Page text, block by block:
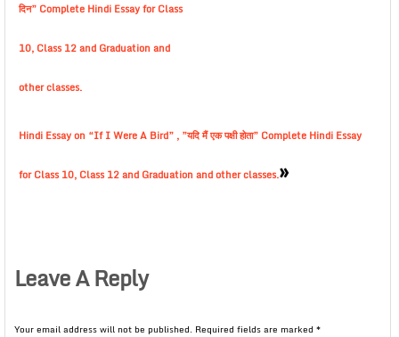
दिन” Complete Hindi Essay for Class
10, Class 12 and Graduation and
other classes.
Hindi Essay on “If I Were A Bird” , ”यदि मैं एक पक्षी होता” Complete Hindi Essay
for Class 10, Class 12 and Graduation and other classes.»
Leave A Reply
Your email address will not be published. Required fields are marked *